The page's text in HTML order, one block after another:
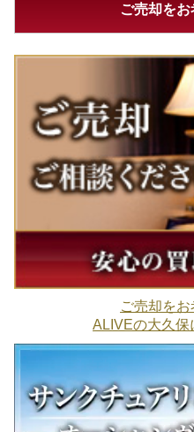
ご売却を
ご売却を
ALIVEの大久保